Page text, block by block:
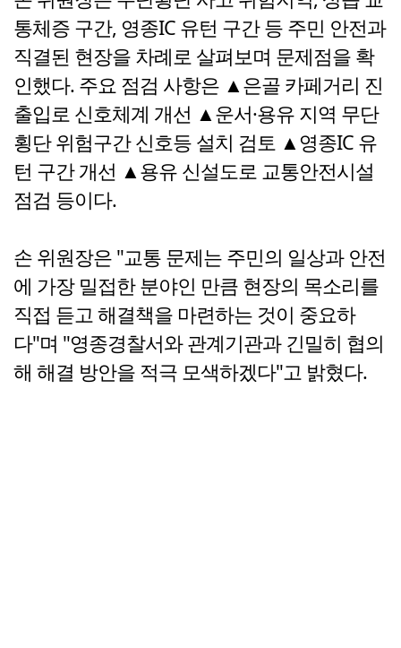
통체증 구간, 영종IC 유턴 구간 등 주민 안전과
직결된 현장을 차례로 살펴보며 문제점을 확
인했다. 주요 점검 사항은 ▲은골 카페거리 진
출입로 신호체계 개선 ▲운서·용유 지역 무단
횡단 위험구간 신호등 설치 검토 ▲영종IC 유
턴 구간 개선 ▲용유 신설도로 교통안전시설
점검 등이다.
손 위원장은 "교통 문제는 주민의 일상과 안전
에 가장 밀접한 분야인 만큼 현장의 목소리를
직접 듣고 해결책을 마련하는 것이 중요하
다"며 "영종경찰서와 관계기관과 긴밀히 협의
해 해결 방안을 적극 모색하겠다"고 밝혔다.